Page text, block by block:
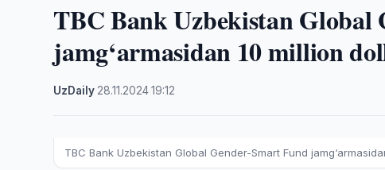
TBC Bank Uzbekistan Global
jamg‘armasidan 10 million
UzDaily 28.11.2024·19:12
TBC Bank Uzbekistan Global Gender-Smart Fund